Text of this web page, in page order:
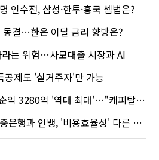
인수전, 삼성·한투·흥국 셈법은?
결…한은 이달 금리 향방은?
는 위험…사모대출 시장과 AI
공제도 '실거주자'만 가능
억 '역대 최대'…"캐피탈, 자산 1조원 이상"
과 인뱅, '비용효율성' 다른 잣대 왜?